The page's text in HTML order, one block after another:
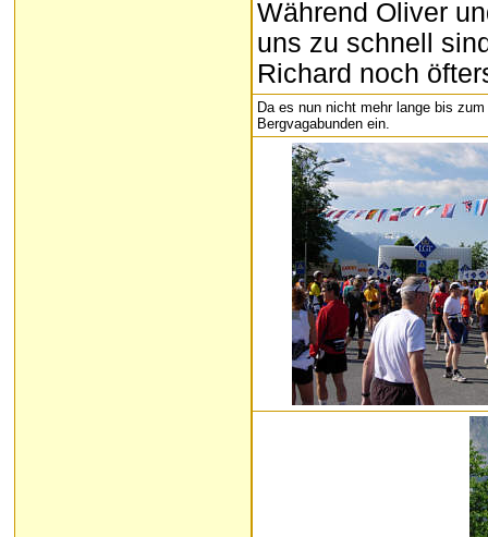
Während Oliver
uns zu schnell
Richard noch
Da es nun nicht mehr lange bis
Bergvagabunden ein.